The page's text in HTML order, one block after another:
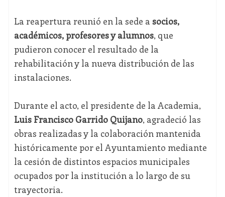
La reapertura reunió en la sede a socios,
académicos, profesores y alumnos, que
pudieron conocer el resultado de la
rehabilitación y la nueva distribución de las
instalaciones.
Durante el acto, el presidente de la Academia,
Luis Francisco Garrido Quijano, agradeció las
obras realizadas y la colaboración mantenida
históricamente por el Ayuntamiento mediante
la cesión de distintos espacios municipales
ocupados por la institución a lo largo de su
trayectoria.